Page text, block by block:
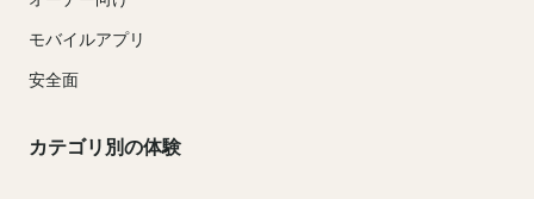
モバイルアプリ
安全面
カテゴリ別の体験